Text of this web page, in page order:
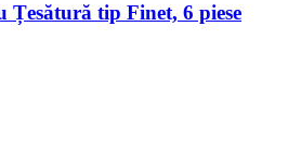
Țesătură tip Finet, 6 piese